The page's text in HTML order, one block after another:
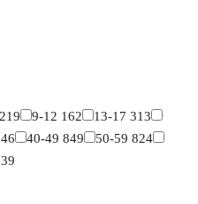
219 9-12 162 13-17 313
40-49 849 50-59 824